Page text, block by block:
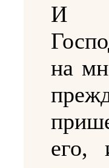
И
на
его,